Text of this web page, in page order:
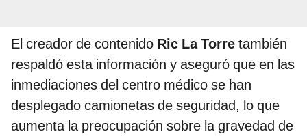
El creador de contenido Ric La Torre también
respaldó esta información y aseguró que en las
inmediaciones del centro médico se han
desplegado camionetas de seguridad, lo que
aumenta la preocupación sobre la gravedad de